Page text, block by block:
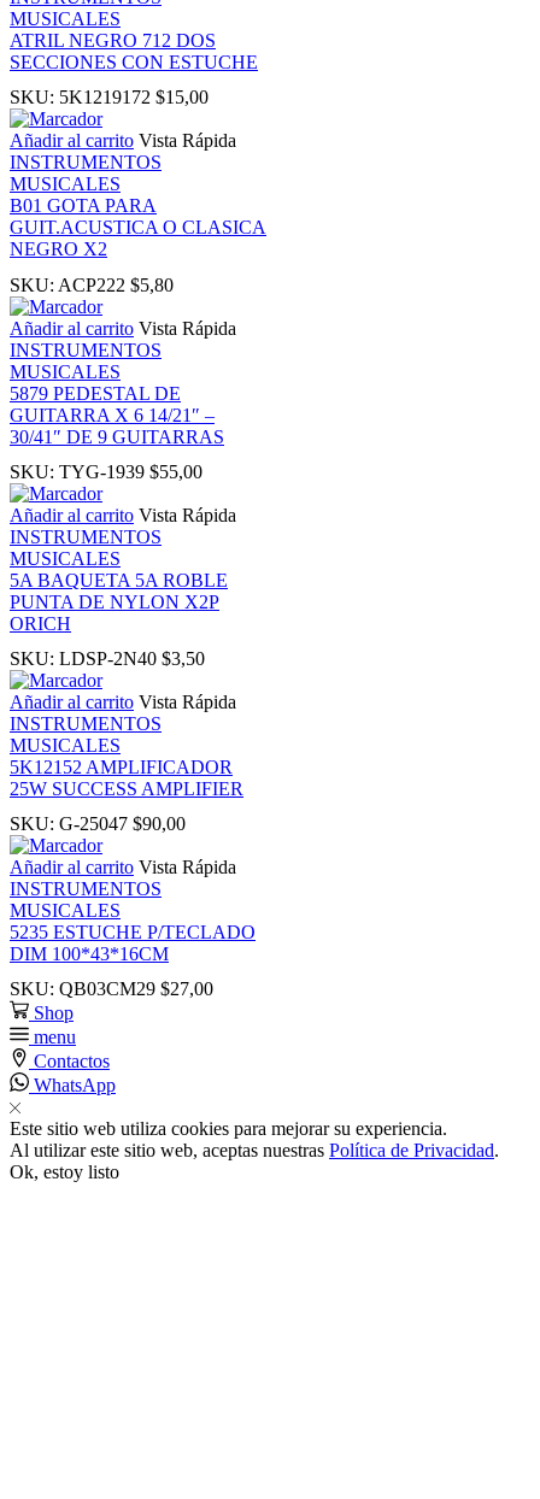
panel
panel
panel
Panel
panel
panel
satın al
panel
panel
MUSICALES
ATRIL NEGRO 712 DOS
SECCIONES CON ESTUCHE
SKU: 5K1219172 $15,00
Añadir al carrito Vista Rápida
INSTRUMENTOS
MUSICALES
B01 GOTA PARA
GUIT.ACUSTICA O CLASICA
NEGRO X2
SKU: ACP222 $5,80
Añadir al carrito Vista Rápida
INSTRUMENTOS
MUSICALES
5879 PEDESTAL DE
GUITARRA X 6 14/21″ –
30/41″ DE 9 GUITARRAS
SKU: TYG-1939 $55,00
Añadir al carrito Vista Rápida
INSTRUMENTOS
MUSICALES
5A BAQUETA 5A ROBLE
PUNTA DE NYLON X2P
ORICH
SKU: LDSP-2N40 $3,50
Añadir al carrito Vista Rápida
INSTRUMENTOS
MUSICALES
5K12152 AMPLIFICADOR
25W SUCCESS AMPLIFIER
SKU: G-25047 $90,00
Añadir al carrito Vista Rápida
INSTRUMENTOS
MUSICALES
5235 ESTUCHE P/TECLADO
DIM 100*43*16CM
SKU: QB03CM29 $27,00
Shop
menu
Contactos
WhatsApp
Este sitio web utiliza cookies para mejorar su experiencia.
Al utilizar este sitio web, aceptas nuestras Política de Privacidad.
Ok, estoy listo